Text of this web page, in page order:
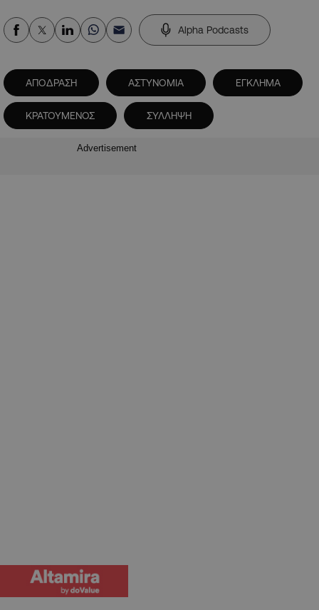
Alpha Podcasts
ΑΠΟΔΡΑΣΗ ΑΣΤΥΝΟΜΙΑ ΕΓΚΛΗΜΑ
ΚΡΑΤΟΥΜΕΝΟΣ ΣΥΛΛΗΨΗ
Advertisement